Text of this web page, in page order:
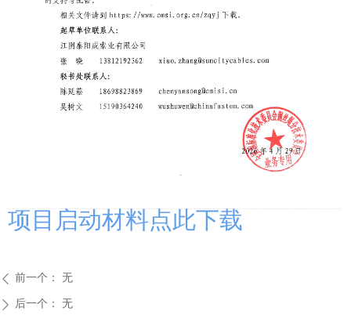
项目启动材料点此下载
ꄴ 前一个： 无
ꄲ 后一个： 无